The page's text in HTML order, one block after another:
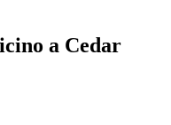
a Cedar